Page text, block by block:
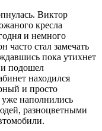
Виктор
кресла
и немного
часто стал замечать
пока утихнет
и подошел
находился
и просто
наполнились
разноцветными